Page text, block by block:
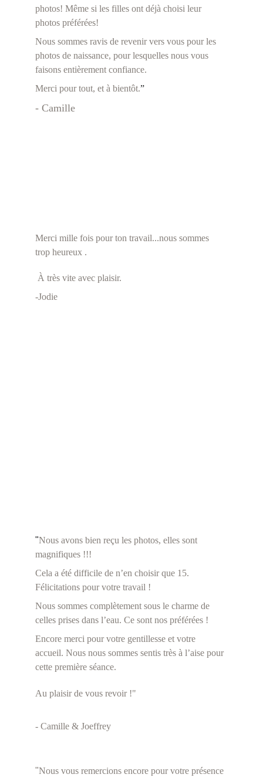
photos! Même si les filles ont déjà choisi leur
photos préférées!
Nous sommes ravis de revenir vers vous pour les
photos de naissance, pour lesquelles nous vous
faisons entièrement confiance.
Merci pour tout, et à bientôt.”
- Camille
Merci mille fois pour ton travail...nous sommes
trop heureux .
À très vite avec plaisir.
-Jodie
"Nous avons bien reçu les photos, elles sont
magnifiques !!!
Cela a été difficile de n’en choisir que 15.
Félicitations pour votre travail !
Nous sommes complètement sous le charme de
celles prises dans l’eau. Ce sont nos préférées !
Encore merci pour votre gentillesse et votre
accueil. Nous nous sommes sentis très à l’aise pour
cette première séance.
Au plaisir de vous revoir !"
- Camille & Joeffrey
"Nous vous remercions encore pour votre présence